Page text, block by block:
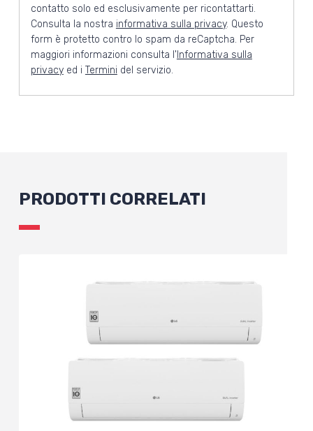
contatto solo ed esclusivamente per ricontattarti.
Consulta la nostra informativa sulla privacy. Questo
form è protetto contro lo spam da reCaptcha. Per
maggiori informazioni consulta l' Informativa sulla
privacyed i Termini del servizio.
PRODOTTI CORRELATI